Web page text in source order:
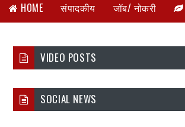
HOME संपादकीय जॉब/ नोकरी
VIDEO POSTS
SOCIAL NEWS